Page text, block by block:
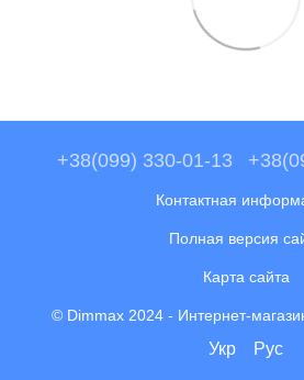
+38(099) 330-01-13
Контактная
Полная версия
Карта сайта
© Dimmax 2024 - Интернет-
Укр Рус